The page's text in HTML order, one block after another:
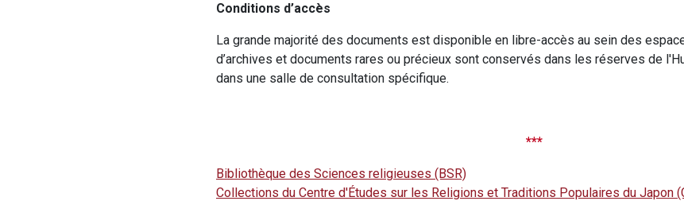
Conditions d’accès
La grande majorité des documents est disponible en libre-accès au sein des
d’archives et documents rares ou précieux sont conservés dans les réserves de
dans une salle de consultation spécifique.
***
Bibliothèque des Sciences religieuses (BSR)
Collections du Centre d'Études sur les Religions et Traditions Populaires du Japon